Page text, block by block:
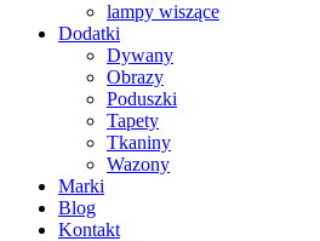
lampy wiszące
Dodatki
Dywany
Obrazy
Poduszki
Tapety
Tkaniny
Wazony
Marki
Blog
Kontakt